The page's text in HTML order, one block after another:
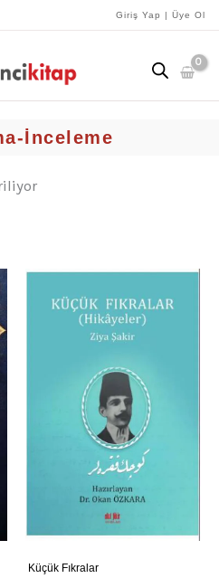
Giriş Yap | Üye Ol
İnceleme
göre
Küçük Fıkralar